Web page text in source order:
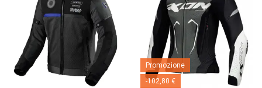
Promozione
-102,80 €